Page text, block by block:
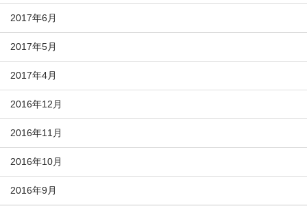
2017年6月
2017年5月
2017年4月
2016年12月
2016年11月
2016年10月
2016年9月